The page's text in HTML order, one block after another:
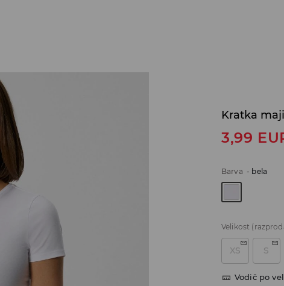
Kratka
3,99
Barva - bela
Velikost
XS S
Vodič po